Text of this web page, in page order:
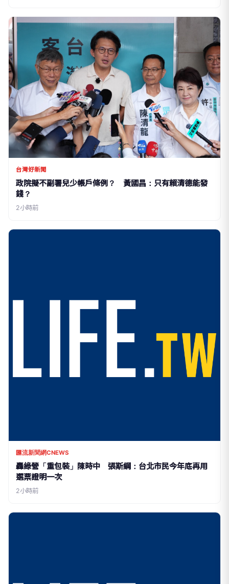
台灣好新聞
政院擬不副署兒少帳戶條例？ 黃國昌：只有賴清德能發
錢？
2小時前
匯流新聞網CNEWS
轟綠營「重包裝」陳時中 張斯綱：台北市民今年底再用
選票證明一次
2小時前